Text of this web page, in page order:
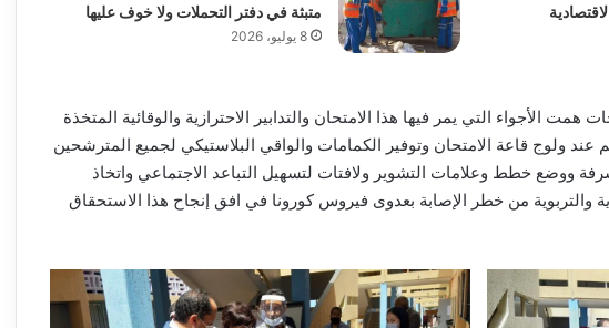
متبثة في دفتر التحملات ولا خوف عليها
8 يوليو، 2026
الأجواء التي يمر فيها هذا الامتحان والتدابير الاحترازية والوقائية المتخذة
عند ولوج قاعة الامتحان وتوفير الكمامات والواقي البلاستيكي لجميع المترشحين
ووضع خطط وعلامات التشوير ولافتات لتسهيل التباعد الاجتماعي واتخاذ
والتربوية من خطر الإصابة بعدوى فيروس كورونا في افق إنجاح هذا الاستحقاق